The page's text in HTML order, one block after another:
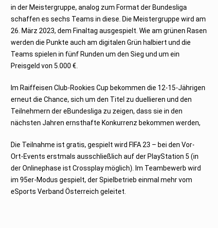
in der Meistergruppe, analog zum Format der Bundesliga
schaffen es sechs Teams in diese. Die Meistergruppe wird am
26. März 2023, dem Finaltag ausgespielt. Wie am grünen Rasen
werden die Punkte auch am digitalen Grün halbiert und die
Teams spielen in fünf Runden um den Sieg und um ein
Preisgeld von 5.000 €.
Im Raiffeisen Club-Rookies Cup bekommen die 12-15-Jährigen
erneut die Chance, sich um den Titel zu duellieren und den
Teilnehmern der eBundesliga zu zeigen, dass sie in den
nächsten Jahren ernsthafte Konkurrenz bekommen werden,
Die Teilnahme ist gratis, gespielt wird FIFA 23 – bei den Vor-
Ort-Events erstmals ausschließlich auf der PlayStation 5 (in
der Onlinephase ist Crossplay möglich). Im Teambewerb wird
im 95er-Modus gespielt, der Spielbetrieb einmal mehr vom
eSports Verband Österreich geleitet.